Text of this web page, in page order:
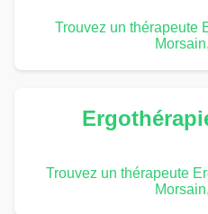
Trouvez un thérapeute
Trouvez un thérapeute